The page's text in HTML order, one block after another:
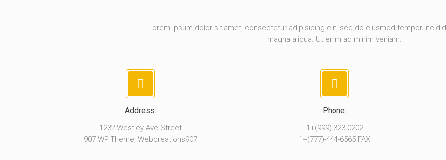
Lorem ipsum dolor sit amet, consectetur adipisicing elit, sed do eiusmod tempor
magna aliqua. Ut enim ad minim veniam.
Address:
1232 Westley Ave Street
907 WP Theme, Webcreations907
Phone:
1+(999)-323-0202
1+(777)-444-6565 FAX